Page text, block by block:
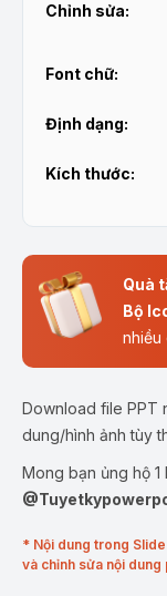
Chỉnh sửa:
Font chữ:
Định dạng:
Kích thước:
Quà
Bộ
nhiều
Download file PPT
dung/hình ảnh tùy
Mong bạn ủng hộ
* Nội dung trong
và chỉnh sửa nội